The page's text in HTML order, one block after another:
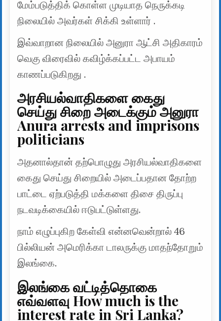
மேம்படுத்திக் கொள்ள முடியாத நெருக்கடி
நிலையில் அவர்கள் சிக்கி உள்ளார் .
இவ்வாறான நிலையில் அனுரா ஆட்சி அதிகாரம்
வெகு விரைவில் கவிழ்க்கப்பட்ட அபாயம்
காணப்படுகிறது .
அரசியல்வாதிகளை கைது
செய்து சிறை அடைக்கும் அனுரா
Anura arrests and imprisons
politicians
அதனால்தான் தற்பொழுது அரசியல்வாதிகளை
கைது செய்து சிறையில் அடைப்பதான தோற்ற
பாட்டை ஏற்படுத்தி மக்களை திசை திருப்பு
நடவடிக்கையில் ஈடுபட்டுள்ளது.
நாம் எழுப்புகிற கேள்வி என்னவென்றால் 46
பில்லியன் அமெரிக்கா டாலருக்கு மாதந்தோறும்
இலங்கை.
இலங்கை வட்டித்தொகை
எவ்வளவு How much is the
interest rate in Sri Lanka?